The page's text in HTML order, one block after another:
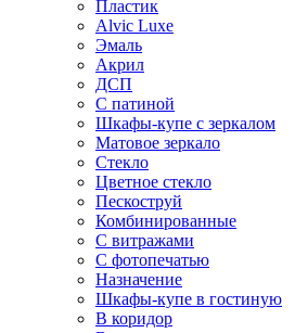
Пластик
Alvic Luxe
Эмаль
Акрил
ДСП
С патиной
Шкафы-купе с зеркалом
Матовое зеркало
Стекло
Цветное стекло
Пескоструй
Комбинированные
С витражами
С фотопечатью
Назначение
Шкафы-купе в гостиную
В коридор